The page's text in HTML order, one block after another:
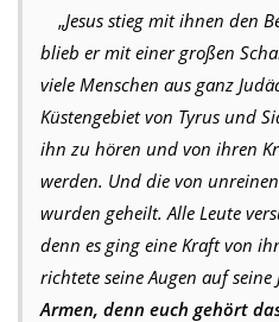
„Jesus stieg mit ihnen den
blieb er mit einer großen
viele Menschen aus ganz
Küstengebiet von Tyrus und
ihn zu hören und von ihren
werden. Und die von
wurden geheilt. Alle Leute
denn es ging eine Kraft von
richtete seine Augen auf seine
Armen, denn euch gehört